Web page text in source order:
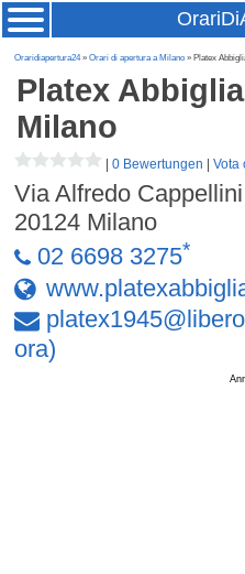
Oraridiapertura24»Orari di apertura a Milano » Platex
Platex
Milano
|0 Bewertungen |Vota
Via Alfredo
20124 Milano
02 6698 3275*
platex1945@ libero
ora)